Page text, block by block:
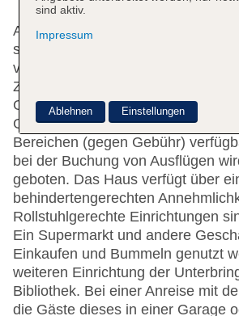
Auf die Gäste warten 177
sich auf zwei 4-stöckige Gebäude
verteilen. Die Rezeption ist rund
Zu den Einrichtungen des Hotels
Gepäckaufbewahrung, ein Safe
Getränkeautomat. WLAN ist in
Bereichen (gegen Gebühr)
bei der Buchung von Ausflügen
geboten. Das Haus verfügt über
behindertengerechten
Rollstuhlgerechte Einrichtungen
Ein Supermarkt und andere
Einkaufen und Bummeln genutzt
weiteren Einrichtung der
Bibliothek. Bei einer Anreise mit
die Gäste dieses in einer Garage
sind aktiv.
Impressum
Ablehnen Einstellungen